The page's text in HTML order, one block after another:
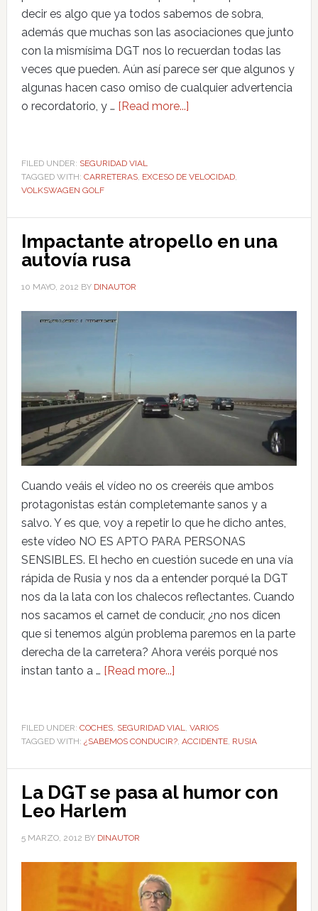
decir es algo que ya todos sabemos de sobra,
además que muchas son las asociaciones que junto
con la mismísima DGT nos lo recuerdan todas las
veces que pueden. Aún así parece ser que algunos y
algunas hacen caso omiso de cualquier advertencia
o recordatorio, y … [Read more...]
FILED UNDER: SEGURIDAD VIAL
TAGGED WITH: CARRETERAS, EXCESO DE VELOCIDAD,
VOLKSWAGEN GOLF
Impactante atropello en una
autovía rusa
10 MAYO, 2012 BY DINAUTOR
Cuando veáis el vídeo no os creeréis que ambos
protagonistas están completemante sanos y a
salvo. Y es que, voy a repetir lo que he dicho antes,
este vídeo NO ES APTO PARA PERSONAS
SENSIBLES. El hecho en cuestión sucede en una vía
rápida de Rusia y nos da a entender porqué la DGT
nos da la lata con los chalecos reflectantes. Cuando
nos sacamos el carnet de conducir, ¿no nos dicen
que si tenemos algún problema paremos en la parte
derecha de la carretera? Ahora veréis porqué nos
instan tanto a … [Read more...]
FILED UNDER: COCHES, SEGURIDAD VIAL
VARIOS
TAGGED WITH: ¿SABEMOS CONDUCIR?, ACCIDENTE, RUSIA
La DGT se pasa al humor con
Leo Harlem
5 MARZO, 2012 BY DINAUTOR